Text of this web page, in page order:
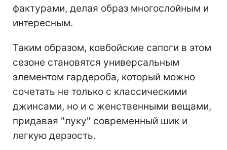
фактурами, делая образ многослойным и
интересным.
Таким образом, ковбойские сапоги в этом
сезоне становятся универсальным
элементом гардероба, который можно
сочетать не только с классическими
джинсами, но и с женственными вещами,
придавая "луку" современный шик и
легкую дерзость.